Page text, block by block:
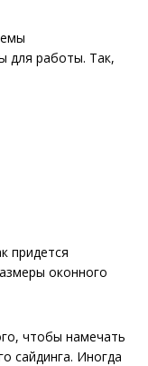
для работы. Так,
придется
оконного
чтобы намечать
сайдинга. Иногда